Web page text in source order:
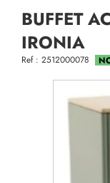
BUFFET
IRONIA
Ref : 2512000078